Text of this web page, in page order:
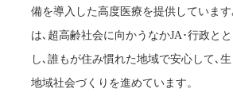
備を導入した高度医療を提供していま
は､超高齢社会に向かうなかJA･行政と
し､誰もが住み慣れた地域で安心して､
地域社会づくりを進めています。